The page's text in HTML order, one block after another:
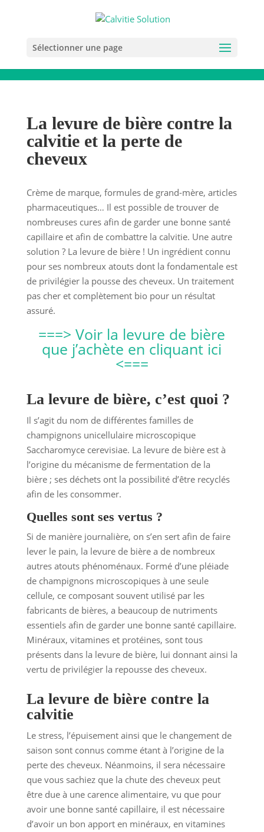
Sélectionner une page
La levure de bière contre la
calvitie et la perte de
cheveux
Crème de marque, formules de grand-mère, articles
pharmaceutiques… Il est possible de trouver de
nombreuses cures afin de garder une bonne santé
capillaire et afin de combattre la calvitie. Une autre
solution ? La levure de bière ! Un ingrédient connu
pour ses nombreux atouts dont la fondamentale est
de privilégier la pousse des cheveux. Un traitement
pas cher et complètement bio pour un résultat
assuré.
===> Voir la levure de bière
que j’achète en cliquant ici
<===
La levure de bière, c’est quoi ?
Il s’agit du nom de différentes familles de
champignons unicellulaire microscopique
Saccharomyce cerevisiae. La levure de bière est à
l’origine du mécanisme de fermentation de la
bière ; ses déchets ont la possibilité d’être recyclés
afin de les consommer.
Quelles sont ses vertus ?
Si de manière journalière, on s’en sert afin de faire
lever le pain, la levure de bière a de nombreux
autres atouts phénoménaux. Formé d’une pléiade
de champignons microscopiques à une seule
cellule, ce composant souvent utilisé par les
fabricants de bières, a beaucoup de nutriments
essentiels afin de garder une bonne santé capillaire.
Minéraux, vitamines et protéines, sont tous
présents dans la levure de bière, lui donnant ainsi la
vertu de privilégier la repousse des cheveux.
La levure de bière contre la
calvitie
Le stress, l’épuisement ainsi que le changement de
saison sont connus comme étant à l’origine de la
perte des cheveux. Néanmoins, il sera nécessaire
que vous sachiez que la chute des cheveux peut
être due à une carence alimentaire, vu que pour
avoir une bonne santé capillaire, il est nécessaire
d’avoir un bon apport en minéraux, en vitamines